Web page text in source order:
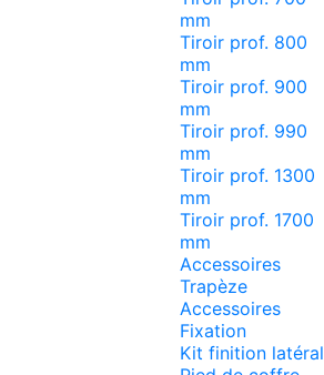
mm
Tiroir prof. 800
mm
Tiroir prof. 900
mm
Tiroir prof. 990
mm
Tiroir prof. 1300
mm
Tiroir prof. 1700
mm
Accessoires
Trapèze
Accessoires
Fixation
Kit finition latéral